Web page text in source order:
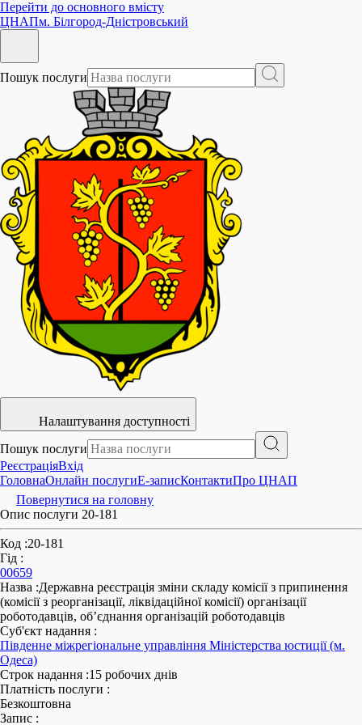
Перейти до основного вмісту
ЦНАПм. Білгород-Дністровський
Пошук послуги
Налаштування доступності
Пошук послуги
РеєстраціяВхід
ГоловнаОнлайн послугиE-записКонтактиПро ЦНАП
Повернутися на головну
Опис послуги 20-181
Код :20-181
Гід :
00659
Назва :Державна реєстрація зміни складу комісії з припинення
(комісії з реорганізації, ліквідаційної комісії) організації
роботодавців, об’єднання організацій роботодавців
Суб'єкт надання :
Південне міжрегіональне управління Міністерства юстиції (м.
Одеса)
Строк надання :15 робочих днів
Платність послуги :
Безкоштовна
Запис :